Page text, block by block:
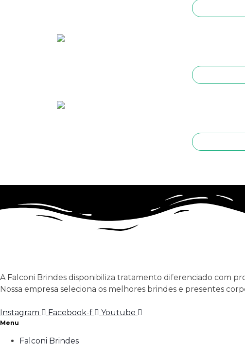
A Falconi Brindes disponibiliza tratamento diferenciado com
Nossa empresa seleciona os melhores brindes e presentes
Instagram Facebook-f Youtube
Menu
Falconi Brindes